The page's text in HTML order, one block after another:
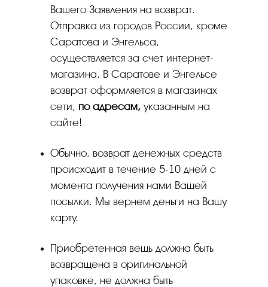
Вашего Заявления на возврат.
Отправка из городов России, кроме
Саратова и Энгельса,
осуществляется за счет интернет-
магазина. В Саратове и Энгельсе
возврат оформляется в магазинах
сети, по адресам, указанным на
сайте!
Обычно, возврат денежных средств
происходит в течение 5-10 дней с
момента получения нами Вашей
посылки. Мы вернем деньги на Вашу
карту.
Приобретенная вещь должна быть
возвращена в оригинальной
упаковке, не должна быть